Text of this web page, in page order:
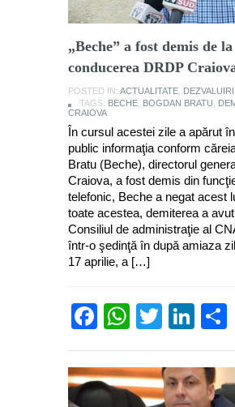
„Beche” a fost demis de la
conducerea DRDP
POSTED IN: ACTUALITATE DEZVALUIRI
TAGS: BECHE BOGDAN BRATU
CRAIOVA
În cursul acestei zile a apărut
public informaţia conform
Bratu (Beche), directorul
Craiova, a fost demis din
telefonic, Beche a negat acest
toate acestea, demiterea a
Consiliul de administraţie al
într-o şedinţă în după amiaza
17 aprilie, a […]
Facebook
WhatsApp
Twitter